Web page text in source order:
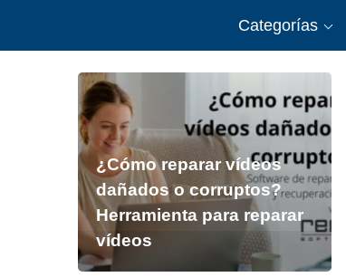
Categorías
¿Cómo reparar vídeos
dañados o corruptos?
Herramienta para reparar
vídeos